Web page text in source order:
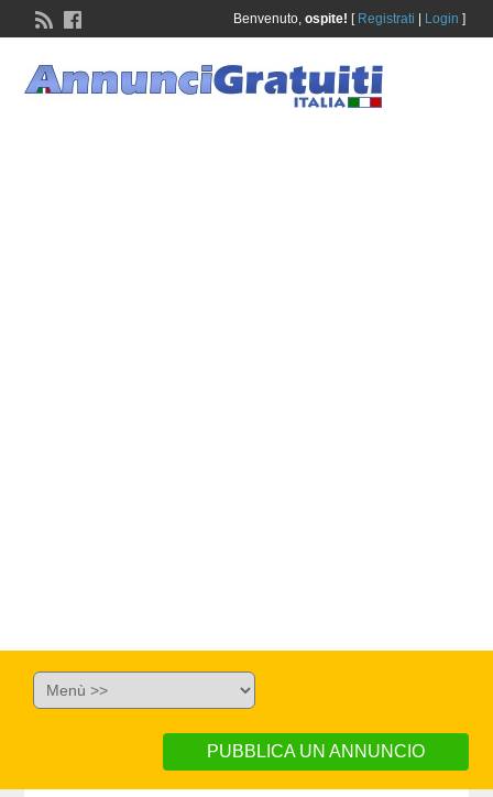
Benvenuto, ospite! [ Registrati Login ]
PUBBLICA UN ANNUNCIO